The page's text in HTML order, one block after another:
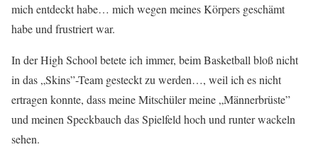
mich entdeckt habe… mich wegen meines Körpers geschämt
habe und frustriert war.
In der High School betete ich immer, beim Basketball bloß nicht
in das „Skins”-Team gesteckt zu werden…, weil ich es nicht
ertragen konnte, dass meine Mitschüler meine „Männerbrüste”
und meinen Speckbauch das Spielfeld hoch und runter wackeln
sehen.